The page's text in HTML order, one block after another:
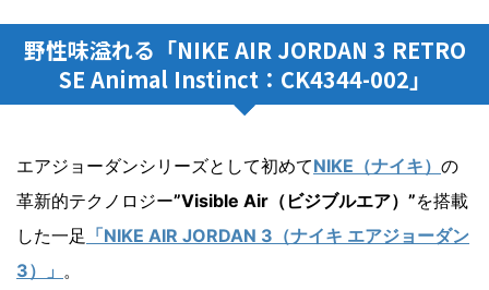
野性味溢れる「NIKE AIR JORDAN 3 RETRO
SE Animal Instinct：CK4344-002」
エアジョーダンシリーズとして初めてNIKE（ナイキ） の
革新的テクノロジー”Visible Air（ビジブルエア）”を搭載
した一足 「NIKE AIR JORDAN 3（ナイキ エアジョーダン
3）」 。